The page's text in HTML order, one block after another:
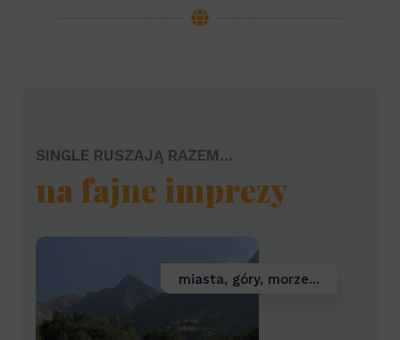
SINGLE RUSZAJĄ RAZEM...
na fajne imprezy
miasta, góry, morze...